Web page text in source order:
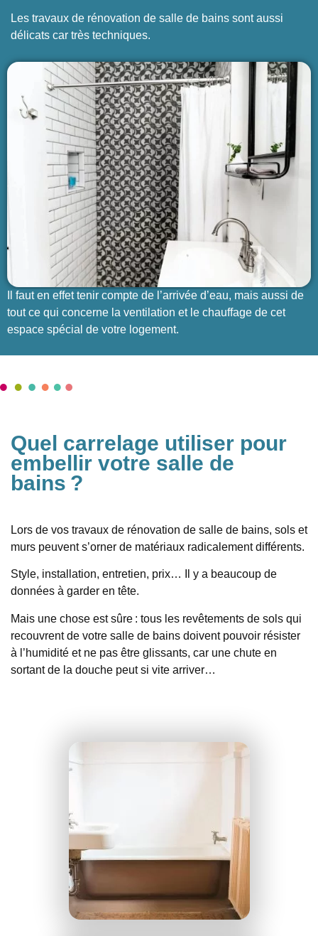
Les travaux de rénovation de salle de bains sont aussi
délicats car très techniques.
Il faut en effet tenir compte de l’arrivée d’eau, mais aussi de
tout ce qui concerne la ventilation et le chauffage de cet
espace spécial de votre logement.
Quel carrelage utiliser pour
embellir votre salle de
bains ?
Lors de vos travaux de rénovation de salle de bains, sols et
murs peuvent s’orner de matériaux radicalement différents.
Style, installation, entretien, prix… Il y a beaucoup de
données à garder en tête.
Mais une chose est sûre : tous les revêtements de sols qui
recouvrent de votre salle de bains doivent pouvoir résister
à l’humidité et ne pas être glissants, car une chute en
sortant de la douche peut si vite arriver…